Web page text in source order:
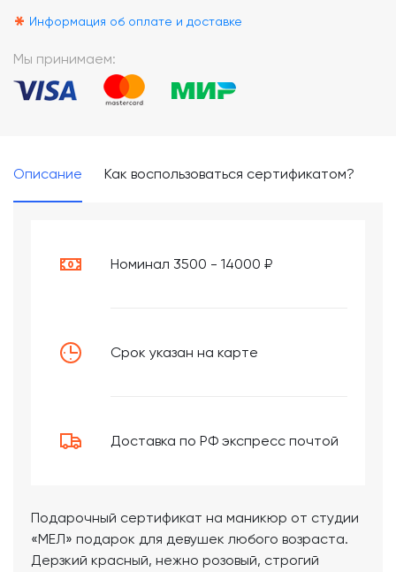
* Информация об оплате и доставке
Мы принимаем:
Описание Как воспользоваться сертификатом?
Номинал 3500 - 14000 ₽
Срок указан на карте
Доставка по РФ экспресс почтой
Подарочный сертификат на маникюр от студии
«МЕЛ» подарок для девушек любого возраста.
Дерзкий красный, нежно розовый, строгий